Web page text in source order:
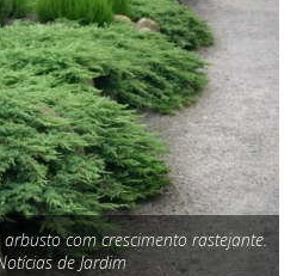
com crescimento rastejante.
de Jardim